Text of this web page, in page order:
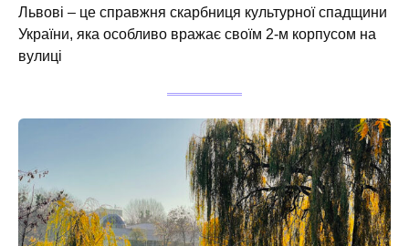
Львові – це справжня скарбниця культурної спадщини
України, яка особливо вражає своїм 2-м корпусом на
вулиці